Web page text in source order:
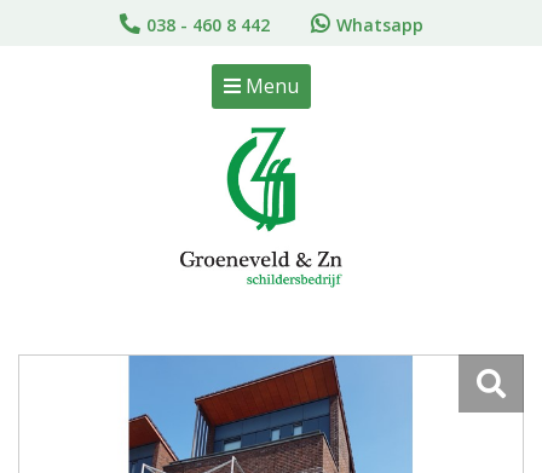
038 - 460 8 442 Whatsapp
Menu